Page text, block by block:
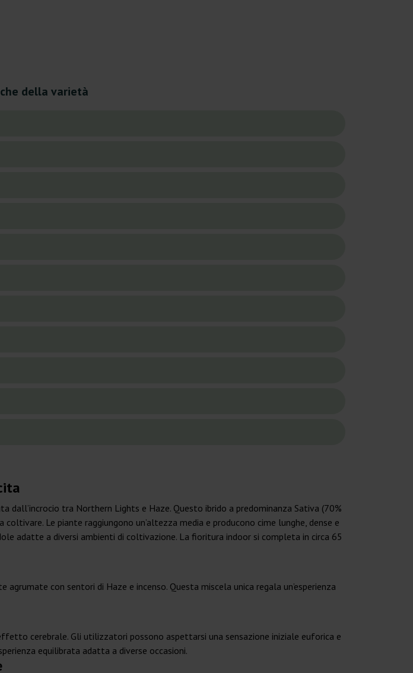
della varietà
tra Northern Lights e Haze. Questo ibrido a predominanza Sativa (70%
Le piante raggiungono un’altezza media e producono cime lunghe, dense e
adatte a diversi ambienti di coltivazione. La fioritura indoor si completa in circa 65
con sentori di Haze e incenso. Questa miscela unica regala un’esperienza
cerebrale. Gli utilizzatori possono aspettarsi una sensazione iniziale euforica e
equilibrata adatta a diverse occasioni.